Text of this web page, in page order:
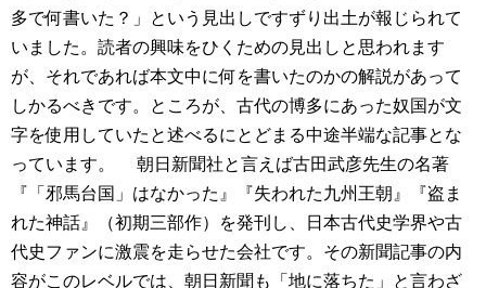
多で何書いた？」という見出しですずり出土が報じられて
いました。読者の興味をひくための見出しと思われます
が、それであれば本文中に何を書いたのかの解説があって
しかるべきです。ところが、古代の博多にあった奴国が文
字を使用していたと述べるにとどまる中途半端な記事とな
っています。
朝日新聞社と言えば古田武彦先生の名著
『「邪馬台国」はなかった』『失われた九州王朝』『盗ま
れた神話』（初期三部作）を発刊し、日本古代史学界や古
代史ファンに激震を走らせた会社です。その新聞記事の内
容がこのレベルでは、朝日新聞も「地に落ちた」と言わざ